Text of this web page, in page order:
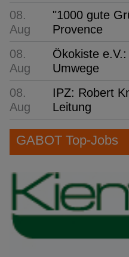
08.
Aug
"1000 gute
Provence
08.
Aug
Ökokiste
Umwege
08.
Aug
IPZ: Robert
Leitung
GABOT Top-Jobs